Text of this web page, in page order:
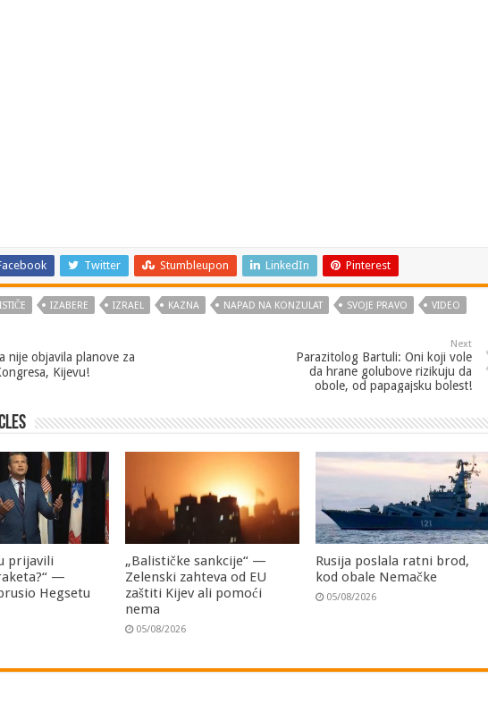
Twitter Stumbleupon LinkedIn Pinterest
ISTIČE IZABERE IZRAEL KAZNA NAPAD NA KONZULAT SVOJE PRAVO VIDEO
nije objavila planove za
Kijevu!
Next
Parazitolog Bartuli: Oni koji vole
da hrane golubove rizikuju da
obole, od papagajsku bolest!
prijavili
—
Hegsetu
„Balističke sankcije“ —
Zelenski zahteva od EU
zaštiti Kijev ali pomoći
nema
05/08/2026
Rusija poslala ratni brod,
kod obale Nemačke
05/08/2026